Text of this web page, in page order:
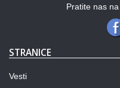
Pratite nas
STRANICE
Vesti